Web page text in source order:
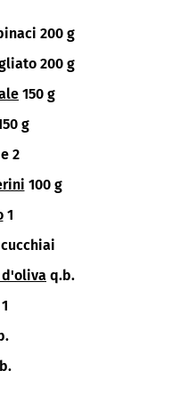
200 g
200 g
150 g
g
2
100 g
1
d'oliva q.b.
1